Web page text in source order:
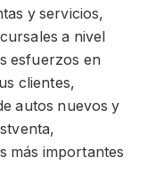
y servicios,
a nivel
esfuerzos en
clientes,
autos nuevos y
más importantes